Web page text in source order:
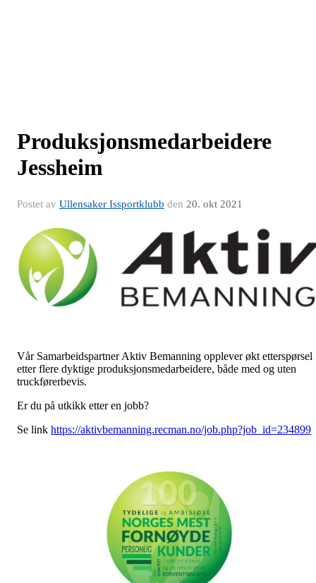
Produksjonsmedarbeidere
Jessheim
Postet av Ullensaker Issportklubb den 20. okt 2021
Vår Samarbeidspartner Aktiv Bemanning opplever økt etterspørsel
etter flere dyktige produksjonsmedarbeidere, både med og uten
truckførerbevis.
Er du på utkikk etter en jobb?
Se link https://aktivbemanning.recman.no/job.php?job_id=234899